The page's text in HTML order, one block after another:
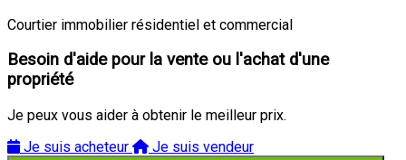
Courtier immobilier résidentiel et commercial
Besoin d'aide pour la vente ou l'achat d'une
propriété
Je peux vous aider à obtenir le meilleur prix.
Je suis acheteur
Je suis vendeur